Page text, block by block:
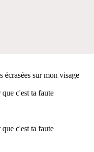
écrasées sur mon visage
c'est ta faute
c'est ta faute